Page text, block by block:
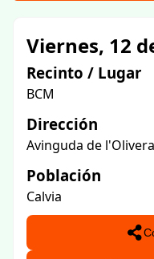
Viernes, 12
Recinto / Lugar
BCM
Dirección
Avinguda de
Población
Calvia